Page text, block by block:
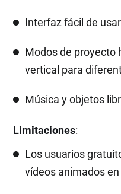
Interfaz fácil de usar
Modos de proyecto
vertical para
Música y objetos
Limitaciones:
Los usuarios
vídeos animados